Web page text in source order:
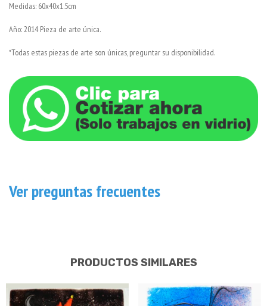
Medidas: 60x40x1.5cm
Año: 2014 Pieza de arte única.
*Todas estas piezas de arte son únicas, preguntar su disponibilidad.
Ver preguntas frecuentes
PRODUCTOS SIMILARES